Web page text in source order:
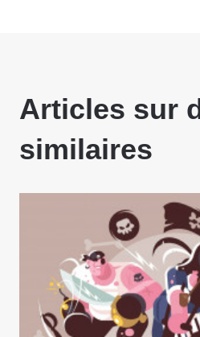
Articles sur
similaires